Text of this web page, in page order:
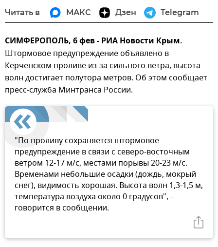
Читать в МАКС Дзен Telegram
СИМФЕРОПОЛЬ, 6 фев - РИА Новости Крым.
Штормовое предупреждение объявлено в
Керченском проливе из-за сильного ветра, высота
волн достигает полутора метров. Об этом сообщает
пресс-служба Минтранса России.
"По проливу сохраняется штормовое
предупреждение в связи с северо-восточным
ветром 12-17 м/с, местами порывы 20-23 м/с.
Временами небольшие осадки (дождь, мокрый
снег), видимость хорошая. Высота волн 1,3-1,5 м,
температура воздуха около 0 градусов", -
говорится в сообщении.